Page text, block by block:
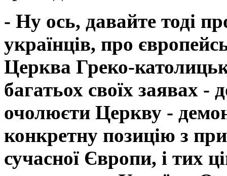
- Ну ось, давайте тоді
українців, про
Церква Греко-
багатьох своїх заявах -
очолюєти Церкву -
конкретну позицію з
сучасної Європи, і тих